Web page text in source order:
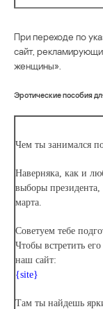
При переходе по
сайт,
женщины».
Эротические пособия
Чем ты занимался
Наверняка, как и
выборы президента,
марта.
Советуем тебе
Чтобы встретить
наш сайт:
{site}
Там ты найдешь